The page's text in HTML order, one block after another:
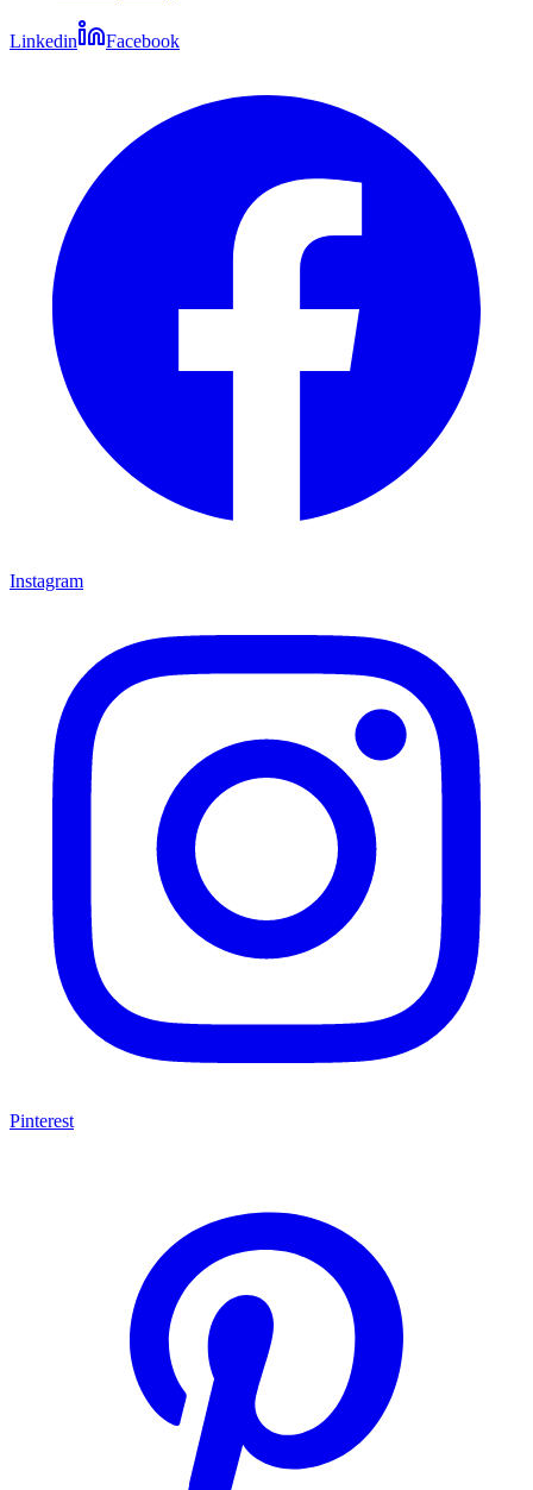
Linkedin Facebook
Instagram
Pinterest